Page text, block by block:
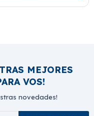
MEJORES
VOS!
novedades!